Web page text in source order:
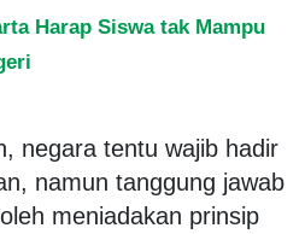
Harap Siswa tak Mampu
negara tentu wajib hadir
namun tanggung jawab
meniadakan prinsip